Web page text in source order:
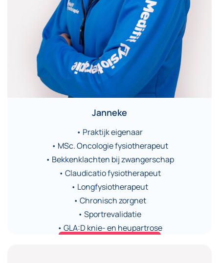
Janneke
• Praktijk eigenaar
• MSc. Oncologie fysiotherapeut
• Bekkenklachten bij zwangerschap
• Claudicatio fysiotherapeut
• Longfysiotherapeut
• Chronisch zorgnet
• Sportrevalidatie
• GLA:D knie- en heupartrose